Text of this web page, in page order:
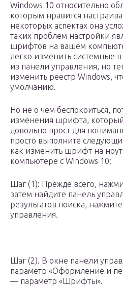
Windows 10 относительно
которым нравится
некоторых аспектах она
таких проблем настройки
шрифтов на вашем
легко изменить системные
из панели управления, но
изменить реестр Windows,
умолчанию.
Но не о чем беспокоиться,
изменения шрифта,
довольно прост для
просто выполните
как изменить шрифт на
компьютере с Windows 10:
Шаг (1): Прежде всего,
затем найдите панель
результатов поиска,
управления.
Шаг (2). В окне панели
параметр «Оформление и
— параметр «Шрифты».